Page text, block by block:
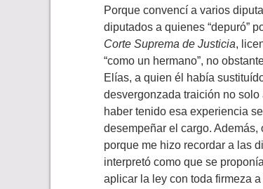
Porque convencí a varios
diputados a quienes “depuró”
Corte Suprema de Justicia,
“como un hermano”, no
Elías, a quien él había
desvergonzada traición no
haber tenido esa experiencia
desempeñar el cargo. Además,
porque me hizo recordar a las
interpretó como que se
aplicar la ley con toda firmeza